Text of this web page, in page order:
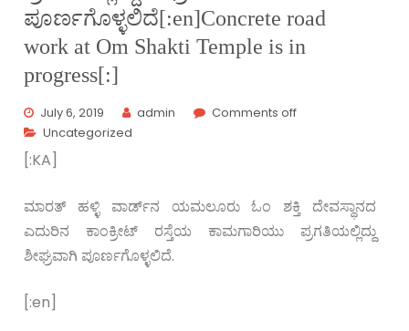
ಪೂರ್ಣಗೊಳ್ಳಲಿದೆ[:en]Concrete road
work at Om Shakti Temple is in
progress[:]
July 6, 2019 admin
Comments off
Uncategorized
[:KA]
ಮಾರತ್ ಹಳ್ಳಿ ವಾರ್ಡ್‌ನ ಯಮಲೂರು ಓಂ ಶಕ್ತಿ ದೇವಸ್ಥಾನದ
ಎದುರಿನ ಕಾಂಕ್ರೀಟ್ ರಸ್ತೆಯ ಕಾಮಗಾರಿಯು ಪ್ರಗತಿಯಲ್ಲಿದ್ದು
ಶೀಘ್ರವಾಗಿ ಪೂರ್ಣಗೊಳ್ಳಲಿದೆ.
[:en]